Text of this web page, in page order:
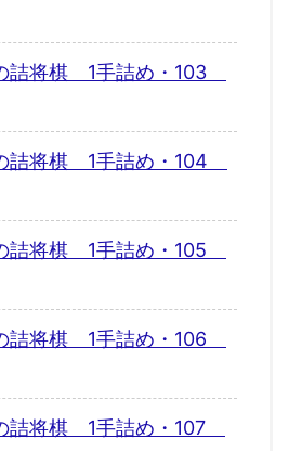
詰将棋 1手詰め・103
詰将棋 1手詰め・104
詰将棋 1手詰め・105
詰将棋 1手詰め・106
詰将棋 1手詰め・107